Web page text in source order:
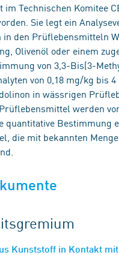
Technischen Komitee
Sie legt ein
den Prüflebensmitteln
Olivenöl oder einem
von 3,3-Bis(3-
von 0,18 mg/kg bis
in wässrigen
werden
Bestimmung
die mit bekannten
Kunststoff in Kontakt